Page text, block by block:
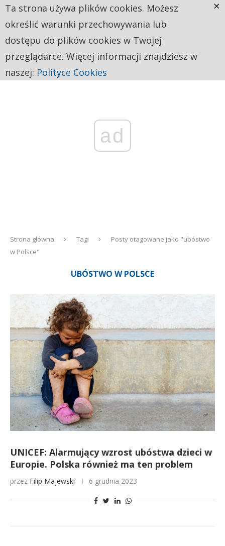
ad
Strona główna Tagi
Posty otagowane jako "ubóstwo
w Polsce"
UBÓSTWO W POLSCE
UNICEF: Alarmujący wzrost ubóstwa dzieci w
Europie. Polska również ma ten problem
przez Filip Majewski 6 grudnia 2023
Ta strona używa plików cookies. Możesz
określić warunki przechowywania lub
dostępu do plików cookies w Twojej
przeglądarce. Więcej informacji znajdziesz w
naszej: Polityce Cookies
×